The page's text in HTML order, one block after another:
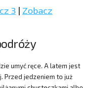
3 | Zobacz
umyć ręce. A latem jest
Przed jedzeniem to już